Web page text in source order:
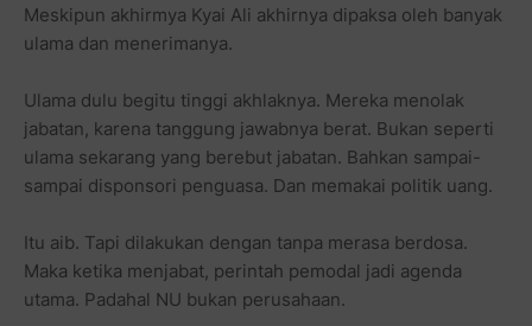
Meskipun akhirmya Kyai Ali akhirnya dipaksa oleh banyak
ulama dan menerimanya.
Ulama dulu begitu tinggi akhlaknya. Mereka menolak
jabatan, karena tanggung jawabnya berat. Bukan seperti
ulama sekarang yang berebut jabatan. Bahkan sampai-
sampai disponsori penguasa. Dan memakai politik uang.
Itu aib. Tapi dilakukan dengan tanpa merasa berdosa.
Maka ketika menjabat, perintah pemodal jadi agenda
utama. Padahal NU bukan perusahaan.